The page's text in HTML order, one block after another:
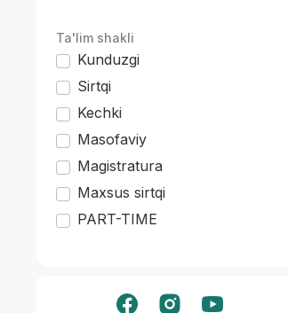
Ta'lim shakli
Kunduzgi
Sirtqi
Kechki
Masofaviy
Magistratura
Maxsus sirtqi
PART-TIME